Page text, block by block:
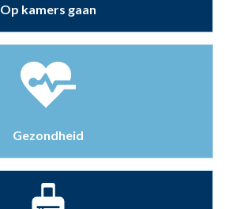
Op kamers gaan
Gezondheid